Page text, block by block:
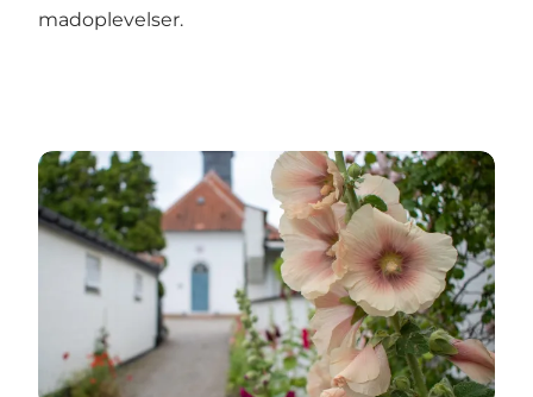
madoplevelser.
Nordsjælland topper i turismeindtægter – 4,6 mia.